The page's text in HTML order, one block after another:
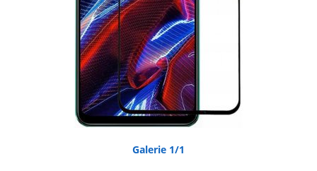
Galerie 1/1